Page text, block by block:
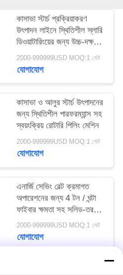
কাসাভা স্টার্চ প্রক্রিয়াকরণ
উৎপাদন লাইনে স্থিতিশীল স্লারি
ডিওয়াটারিংয়ের জন্য উচ্চ-দক্ষতা
বেল্ট ডিহাইড্রেশন ফিল্টার
2000-999999USD MOQ:1 সেট
যোগাযোগ
কাসাভা ও আলুর স্টার্চ উৎপাদনের
জন্য স্থিতিশীল পারফরম্যান্স সহ
স্বয়ংক্রিয় রোটারি পিলিং মেশিন
2000-999999USD MOQ:1 সেট
যোগাযোগ
এনার্জি সেভিং বেল্ট ক্রমাগত
অপারেশনের জন্য 4 টন / ঘন্টা
ফাইবার ক্ষমতা সহ সলিড-তরল
বিচ্ছেদ ডিওয়াটারিং মেশিন
2000-999999USD MOQ:1 সেট
যোগাযোগ